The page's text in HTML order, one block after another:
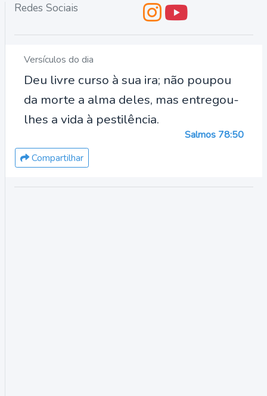
Redes Sociais
Versículos do dia
Deu livre curso à sua ira; não poupou
da morte a alma deles, mas entregou-
lhes a vida à pestilência.
Salmos 78:50
Compartilhar